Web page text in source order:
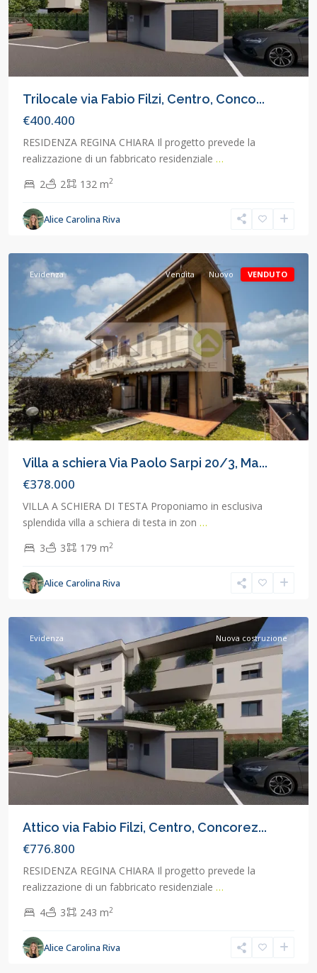
Trilocale via Fabio Filzi, Centro, Conco...
€400.400
RESIDENZA REGINA CHIARA Il progetto prevede la
realizzazione di un fabbricato residenziale …
2
2 132 m2
Alice Carolina Riva
Monza
Brianza,
Evidenza Vendita Nuovo VENDUTO
Villa a schiera Via Paolo Sarpi 20/3, Ma...
€378.000
VILLA A SCHIERA DI TESTA Proponiamo in esclusiva
splendida villa a schiera di testa in zon …
3
3 179 m2
Alice Carolina Riva
Concorezzo,
Evidenza Nuova costruzione
Attico via Fabio Filzi, Centro, Concorez...
€776.800
RESIDENZA REGINA CHIARA Il progetto prevede la
realizzazione di un fabbricato residenziale …
4
3 243 m2
Alice Carolina Riva